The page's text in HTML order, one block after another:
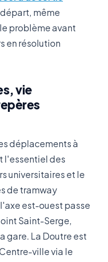
même
problème avant
en résolution
vie
déplacements à
l'essentiel des
universitaires et le
de tramway
est-ouest passe
Saint-Serge,
gare. La Doutre est
ville via le